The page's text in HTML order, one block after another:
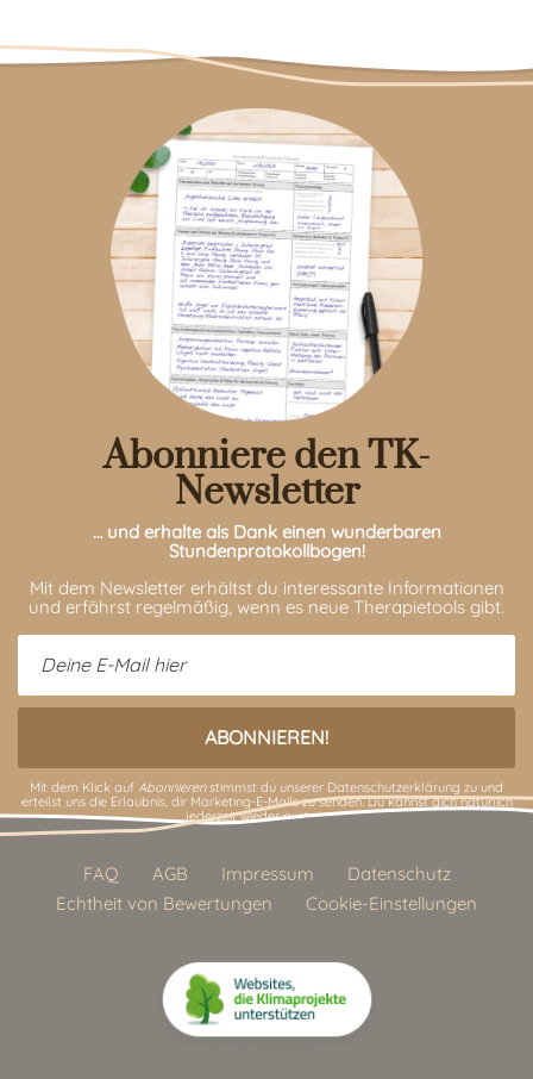
Abonniere den TK-
Newsletter
… und erhalte als Dank einen wunderbaren
Stundenprotokollbogen!
Mit dem Newsletter erhältst du interessante Informationen
und erfährst regelmäßig, wenn es neue Therapietools gibt.
Mit dem Klick auf Abonnierenstimmst du unserer Datenschutzerklärung zu und
erteilst uns die Erlaubnis, dir Marketing-E-Mails zu senden. Du kannst dich natürlich
jederzeit wieder austragen.
FAQ AGB Impressum
Datenschutz
Echtheit von Bewertungen
Cookie-Einstellungen